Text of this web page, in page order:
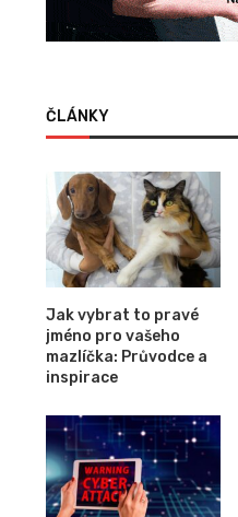
Schránka se vzorky z
Bennu úspěšně přistála...
ČLÁNKY
Jak vybrat to pravé
jméno pro vašeho
mazlíčka: Průvodce a
inspirace